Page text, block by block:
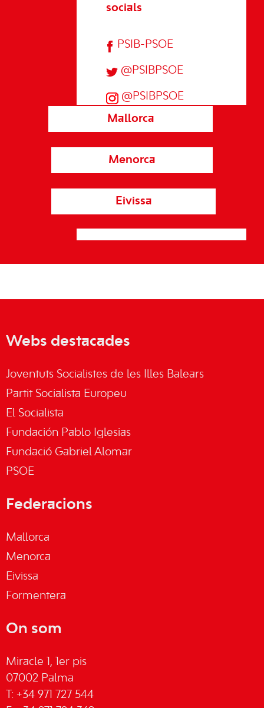
socials
PSIB-PSOE
@PSIBPSOE
@PSIBPSOE
Mallorca
Menorca
Eivissa
Webs destacades
Joventuts Socialistes de les Illes Balears
Partit Socialista Europeu
El Socialista
Fundación Pablo Iglesias
Fundació Gabriel Alomar
PSOE
Federacions
Mallorca
Menorca
Eivissa
Formentera
On som
Miracle 1, 1er pis
07002 Palma
T: +34 971 727 544